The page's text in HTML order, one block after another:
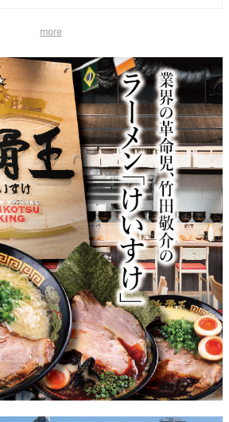
more